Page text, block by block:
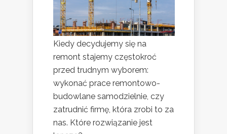
Kiedy decydujemy się na
remont stajemy częstokroć
przed trudnym wyborem:
wykonać prace remontowo-
budowlane samodzielnie, czy
zatrudnić firmę, która zrobi to za
nas. Które rozwiązanie jest